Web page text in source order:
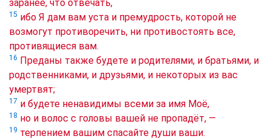
заранее, что отвечать,
15 ибо Я дам вам уста и премудрость, которой не
возмогут противоречить, ни противостоять все,
противящиеся вам.
16 Преданы также будете и родителями, и братьями, и
родственниками, и друзьями, и некоторых из вас
умертвят;
17 и будете ненавидимы всеми за имя Моё,
18 но и волос с головы вашей не пропадёт, —
19 терпением вашим спасайте души ваши.